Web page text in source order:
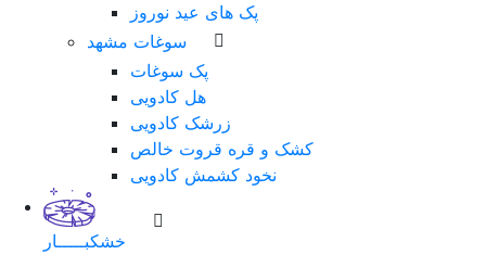
پک های عید نوروز
سوغات مشهد
پک سوغات
هل کادویی
زرشک کادویی
کشک و قره قروت خالص
نخود کشمش کادویی
خشکبـــــار